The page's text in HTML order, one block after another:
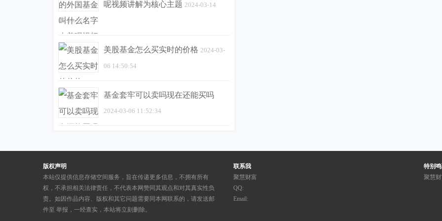
呢视频讲解为核心主题 2024-03-14
05:39:57
美股基金怎么买实时的价格 2024-03-
06 14:50:54
基金套牢可以卖吗现在还能买吗
2024-03-06 11:52:34
版权声明
本站仅提供信息存储空间服务，旨在传递更多信息，不拥有所有
权，不承担相关法律责任，不代表本网赞同其观点和对其真实性负
责。如因作品内容、版权和其它问题需要同本网联系的，请发送邮
件至 举报，一经查实，本站将立刻删除。
联系我
聚慧财富
QQ:
Email:
特别
聚慧